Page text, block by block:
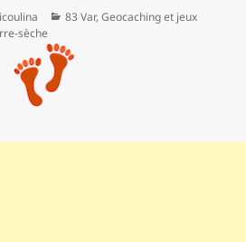
Catégories
83 Var,Geocaching et jeux
sèche